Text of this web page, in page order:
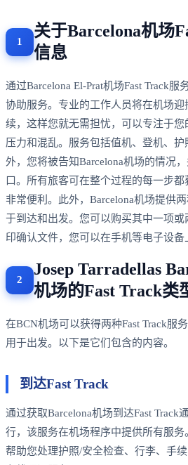
关于Barcelona机场
信息
通过Barcelona El-Prat机场Fast Track
协助服务。专业的工作人员将在机场
续，这样您就无需担忧，可以专注于您
压力和混乱。服务包括值机、登机、
外，您将被告知Barcelona机场的情况
口。所有旅客可在整个过程的每一步
非常便利。此外，Barcelona机场提供
于到达和出发。您可以购买其中一项
印确认文件，您可以在手机等电子设备
Josep Tarradellas
机场的Fast Track类
在BCN机场可以获得两种Fast Track服
用于出发。以下是它们包含的内容。
到达Fast Track
通过获取Barcelona机场到达Fast Track
行，该服务在机场程序中提供所有服
帮助您处理护照/安全检查、行李、手